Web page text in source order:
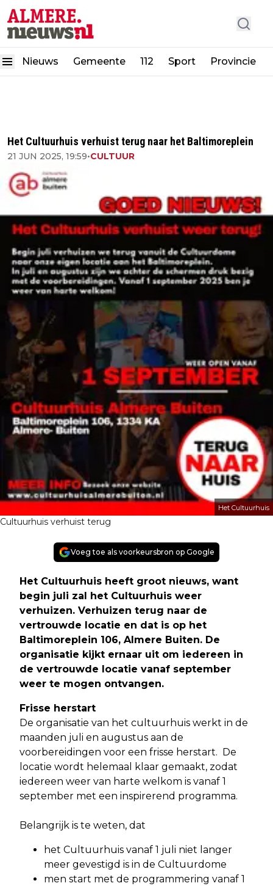
Nieuws Gemeente 112 Sport Provincie
Het Cultuurhuis verhuist terug naar het Baltimoreplein
21 JUN 2025, 19:59•CULTUUR
Het Cultuurhuis
Cultuurhuis verhuist terug
Voeg toe als voorkeursbron op Google
Het Cultuurhuis heeft groot nieuws, want
begin juli zal het Cultuurhuis weer
verhuizen. Verhuizen terug naar de
vertrouwde locatie en dat is op het
Baltimoreplein 106, Almere Buiten. De
organisatie kijkt ernaar uit om iedereen in
de vertrouwde locatie vanaf september
weer te mogen ontvangen.
Frisse herstart
De organisatie van het cultuurhuis werkt in de
maanden juli en augustus aan de
voorbereidingen voor een frisse herstart. De
locatie wordt helemaal klaar gemaakt, zodat
iedereen weer van harte welkom is vanaf 1
september met een inspirerend programma.
Belangrijk is te weten, dat
het Cultuurhuis vanaf 1 juli niet langer
meer gevestigd is in de Cultuurdome
men start met de programmering vanaf 1